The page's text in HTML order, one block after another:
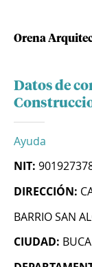
Orena
Datos de
Ayuda
NIT:
DIRECCIÓN:
BARRIO SAN
CIUDAD: